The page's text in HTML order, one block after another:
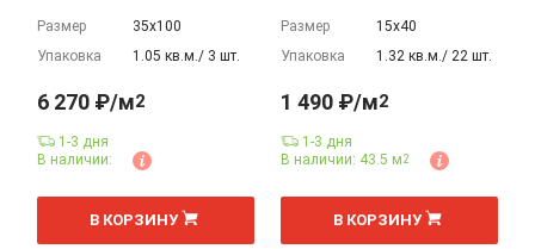
Размер
35х100
Упаковка
1.05 кв.м./ 3 шт.
6 270 ₽/м2
1-3 дня
В наличии:
м
В КОРЗИНУ
Размер
15х40
Упаковка
1.32 кв.м./ 22 шт.
1 490 ₽/м2
1-3 дня
В наличии: 43.5 м2
м
В КОРЗИНУ